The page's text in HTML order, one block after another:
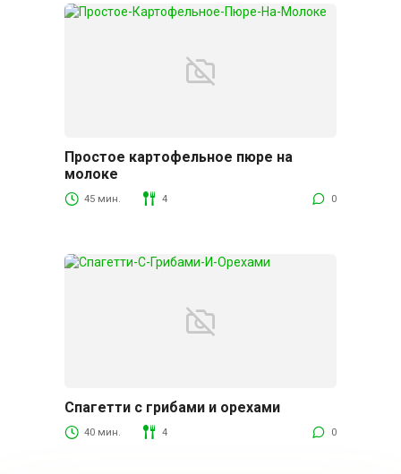
Простое картофельное пюре на
молоке
45 мин. 4 0
Спагетти с грибами и орехами
40 мин. 4 0